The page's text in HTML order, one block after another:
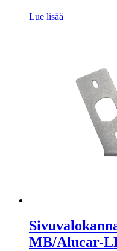
Lue lisää
MB/Alucar-